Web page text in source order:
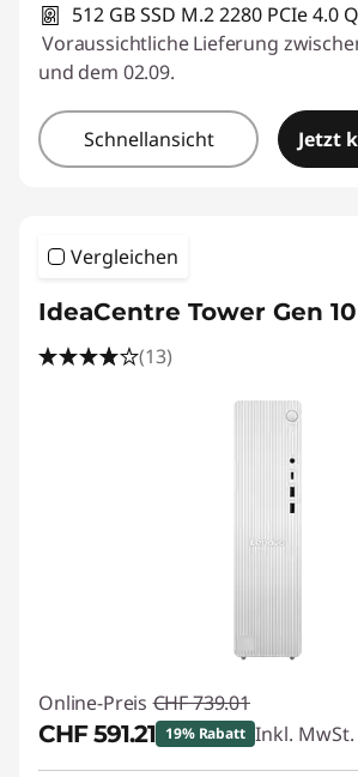
512 GB SSD M.2 2280 PCIe 4.0
Voraussichtliche Lieferung
und dem 02.09.
Schnellansicht Jetzt
Vergleichen
IdeaCentre Tower Gen
(13)
Online-Preis CHF 739.01
CHF 591.21 19% Rabatt Inkl. MwSt.